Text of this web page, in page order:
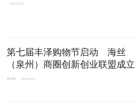
2019-09-22
第七届丰泽购物节启动 海丝
（泉州）商圈创新创业联盟成立
泉州网 2019-09-21